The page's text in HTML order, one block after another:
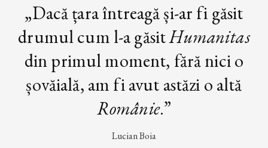
„Dacă țara întreagă și-ar fi găsit
drumul cum l-a găsitHumanitas
din primul moment, fără nici o
șovăială, am fi avut astăzi o altă
Românie.”
Lucian Boia